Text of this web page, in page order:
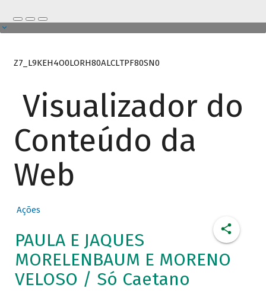
Z7_L9KEH4O0LORH80ALCLTPF80SN0
Visualizador do
Conteúdo da
Web
Ações
PAULA E JAQUES
MORELENBAUM E MORENO
VELOSO / Só Caetano